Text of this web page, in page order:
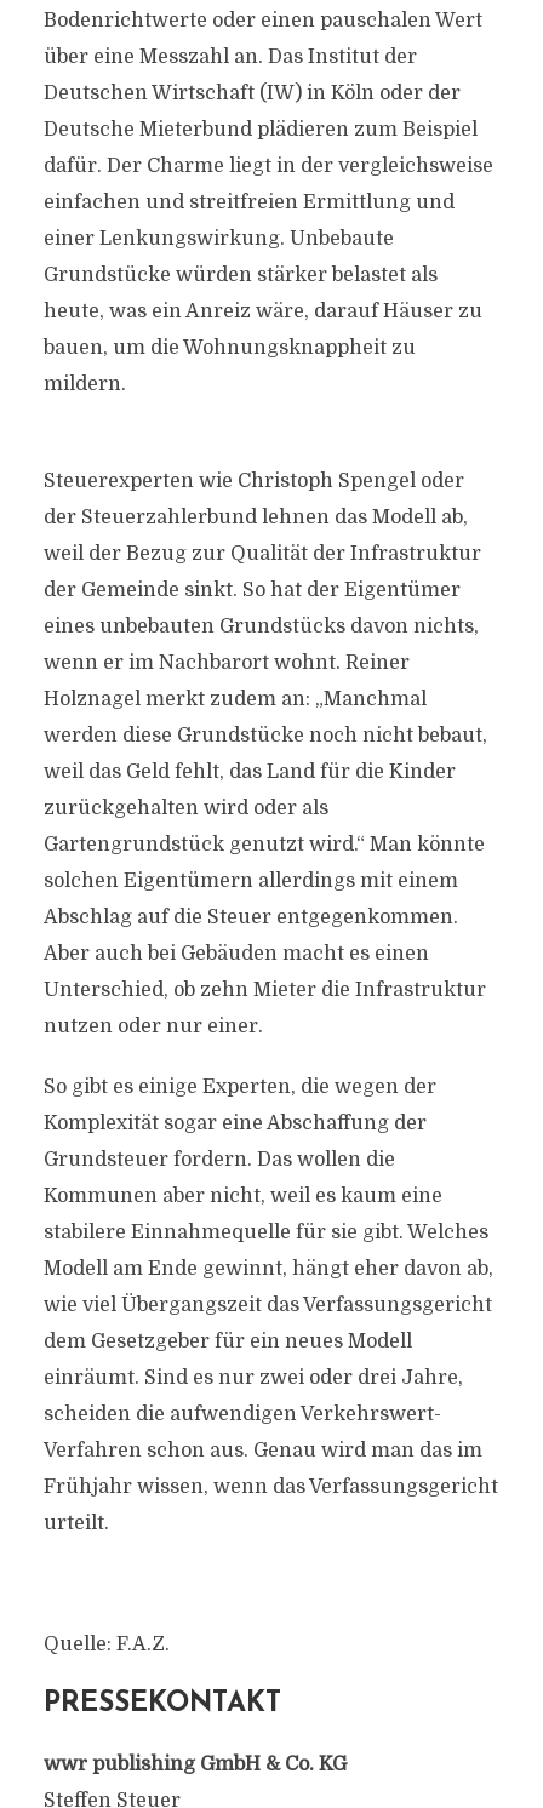
Bodenrichtwerte oder einen pauschalen Wert
über eine Messzahl an. Das Institut der
Deutschen Wirtschaft (IW) in Köln oder der
Deutsche Mieterbund plädieren zum Beispiel
dafür. Der Charme liegt in der vergleichsweise
einfachen und streitfreien Ermittlung und
einer Lenkungswirkung. Unbebaute
Grundstücke würden stärker belastet als
heute, was ein Anreiz wäre, darauf Häuser zu
bauen, um die Wohnungsknappheit zu
mildern.
Steuerexperten wie Christoph Spengel oder
der Steuerzahlerbund lehnen das Modell ab,
weil der Bezug zur Qualität der Infrastruktur
der Gemeinde sinkt. So hat der Eigentümer
eines unbebauten Grundstücks davon nichts,
wenn er im Nachbarort wohnt. Reiner
Holznagel merkt zudem an: „Manchmal
werden diese Grundstücke noch nicht bebaut,
weil das Geld fehlt, das Land für die Kinder
zurückgehalten wird oder als
Gartengrundstück genutzt wird.“ Man könnte
solchen Eigentümern allerdings mit einem
Abschlag auf die Steuer entgegenkommen.
Aber auch bei Gebäuden macht es einen
Unterschied, ob zehn Mieter die Infrastruktur
nutzen oder nur einer.
So gibt es einige Experten, die wegen der
Komplexität sogar eine Abschaffung der
Grundsteuer fordern. Das wollen die
Kommunen aber nicht, weil es kaum eine
stabilere Einnahmequelle für sie gibt. Welches
Modell am Ende gewinnt, hängt eher davon ab,
wie viel Übergangszeit das Verfassungsgericht
dem Gesetzgeber für ein neues Modell
einräumt. Sind es nur zwei oder drei Jahre,
scheiden die aufwendigen Verkehrswert-
Verfahren schon aus. Genau wird man das im
Frühjahr wissen, wenn das Verfassungsgericht
urteilt.
Quelle: F.A.Z.
PRESSEKONTAKT
wwr publishing GmbH & Co. KG
Steffen Steuer